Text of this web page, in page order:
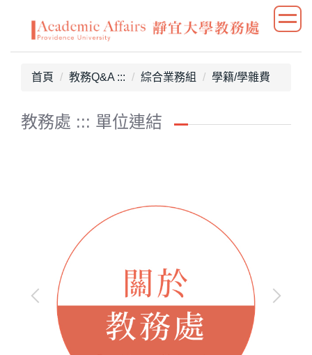
首頁 教務Q&A ::: 綜合業務組 學籍/學雜費
教務處 ::: 單位連結